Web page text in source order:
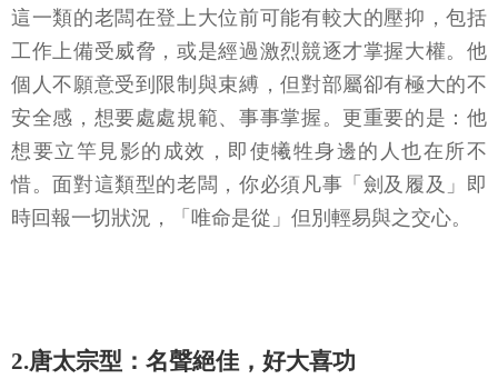
這一類的老闆在登上大位前可能有較大的壓抑，包括
工作上備受威脅，或是經過激烈競逐才掌握大權。他
個人不願意受到限制與束縛，但對部屬卻有極大的不
安全感，想要處處規範、事事掌握。更重要的是：他
想要立竿見影的成效，即使犧牲身邊的人也在所不
惜。面對這類型的老闆，你必須凡事「劍及履及」即
時回報一切狀況，「唯命是從」但別輕易與之交心。
2.唐太宗型：名聲絕佳，好大喜功